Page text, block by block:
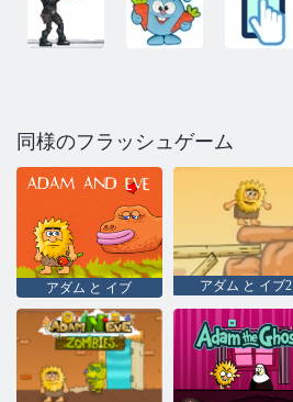
同様のフラッシュゲーム
アダム と イブ アダム と イブ2